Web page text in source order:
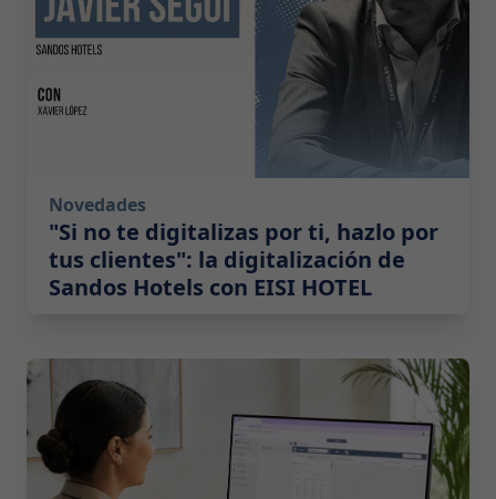
Novedades
"Si no te digitalizas por ti, hazlo por
tus clientes": la digitalización de
Sandos Hotels con EISI HOTEL
2026-07-14 10:00:00